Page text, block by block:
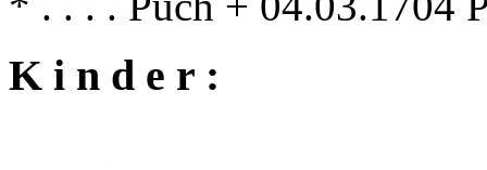
K i n d e r :